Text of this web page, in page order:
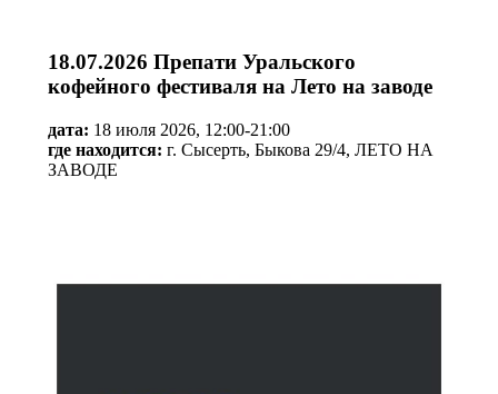
18.07.2026 Препати Уральского
кофейного фестиваля на Лето на заводе
дата: 18 июля 2026, 12:00-21:00
где находится: г. Сысерть, Быкова 29/4, ЛЕТО НА
ЗАВОДЕ